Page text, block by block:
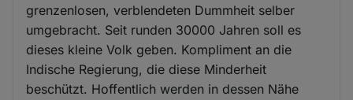
grenzenlosen, verblendeten Dummheit selber
umgebracht. Seit runden 30000 Jahren soll es
dieses kleine Volk geben. Kompliment an die
Indische Regierung, die diese Minderheit
beschützt. Hoffentlich werden in dessen Nähe